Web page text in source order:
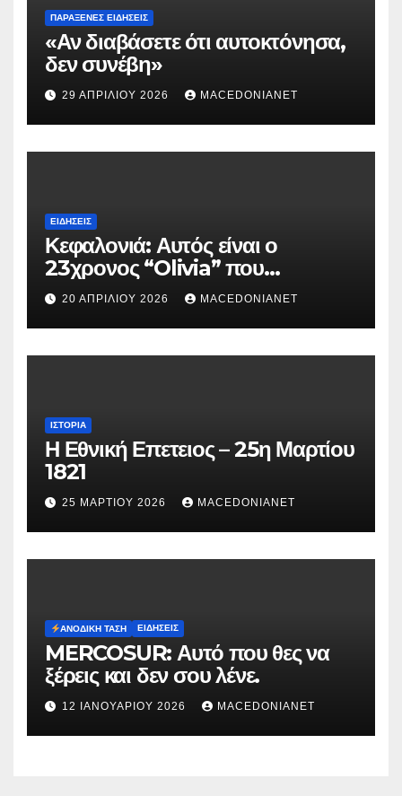
ΠΑΡΆΞΕΝΕΣ ΕΙΔΉΣΕΙΣ
«Αν διαβάσετε ότι αυτοκτόνησα,
δεν συνέβη»
29 ΑΠΡΙΛΊΟΥ 2026 MACEDONIANET
ΕΙΔΉΣΕΙΣ
Κεφαλονιά: Αυτός είναι ο
23χρονος “Olivia” που
κατηγορείται για τον θάνατο της
Μυρτούς
20 ΑΠΡΙΛΊΟΥ 2026 MACEDONIANET
ΙΣΤΟΡΊΑ
Η Εθνική Επετειος – 25η Μαρτίου
1821
25 ΜΑΡΤΊΟΥ 2026 MACEDONIANET
ΑΝΟΔΙΚΉ ΤΆΣΗ ΕΙΔΉΣΕΙΣ
MERCOSUR: Αυτό που θες να
ξέρεις και δεν σου λένε.
12 ΙΑΝΟΥΑΡΊΟΥ 2026 MACEDONIANET